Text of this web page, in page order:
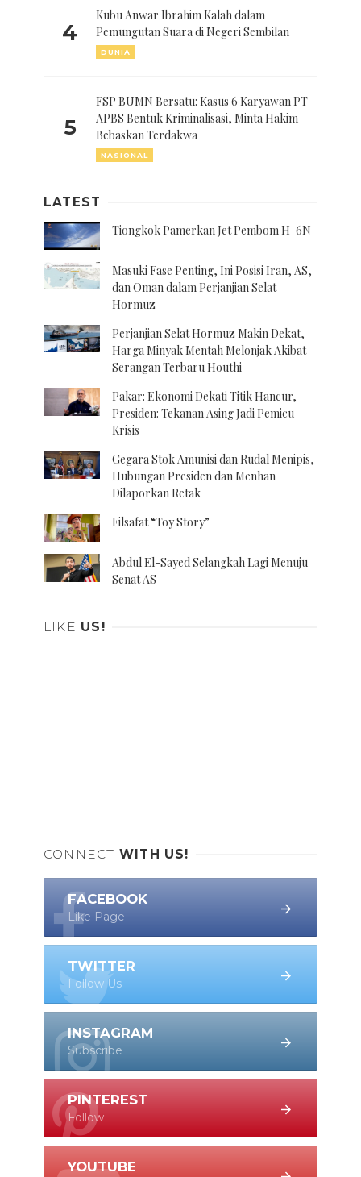
4
Kubu Anwar Ibrahim Kalah dalam
Pemungutan Suara di Negeri Sembilan
DUNIA
5
FSP BUMN Bersatu: Kasus 6 Karyawan PT
APBS Bentuk Kriminalisasi, Minta Hakim
Bebaskan Terdakwa
NASIONAL
LATEST
Tiongkok Pamerkan Jet Pembom H-6N
Masuki Fase Penting, Ini Posisi Iran, AS,
dan Oman dalam Perjanjian Selat
Hormuz
Perjanjian Selat Hormuz Makin Dekat,
Harga Minyak Mentah Melonjak Akibat
Serangan Terbaru Houthi
Pakar: Ekonomi Dekati Titik Hancur,
Presiden: Tekanan Asing Jadi Pemicu
Krisis
Gegara Stok Amunisi dan Rudal Menipis,
Hubungan Presiden dan Menhan
Dilaporkan Retak
Filsafat “Toy Story”
Abdul El-Sayed Selangkah Lagi Menuju
Senat AS
LIKE US!
CONNECT WITH US!
FACEBOOK
Like Page
TWITTER
Follow Us
INSTAGRAM
Subscribe
PINTEREST
Follow
YOUTUBE